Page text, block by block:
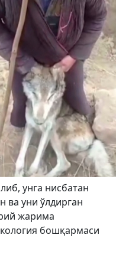
унга нисбатан
ва уни ўлдирган
жарима
бошқармаси